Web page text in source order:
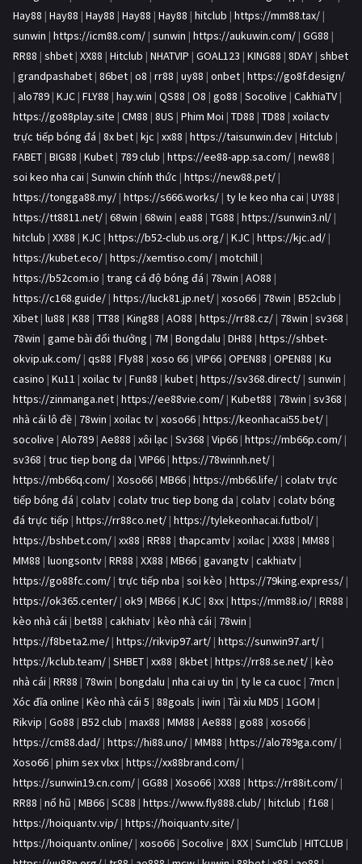
Hay88 | Hay88 | Hay88 | Hay88 | Hay88 | hitclub | https://mm88.tax/ |
sunwin | https://icm88.com/ | sunwin | https://aukuwin.com/ | GG88 |
RR88 | shbet | XX88 | Hitclub | NHATVIP | GOAL123 | KING88 | 8DAY | shbet
| grandpashabet | 86bet | o8 | rr88 | uy88 | onbet | https://go8f.design/
| alo789 | KJC | FLY88 | hay.win | QS88 | O8 | go88 | Socolive | CakhiaTV |
https://go88play.site | CM88 | 8US | Phim Moi | TD88 | TD88 | xoilactv
trực tiếp bóng đá | 8x bet | kjc | xx88 | https://taisunwin.dev | Hitclub |
FABET | BIG88 | Kubet | 789 club | https://ee88-app.sa.com/ | new88 |
soi keo nha cai | Sunwin chính thức | https://new88.pet/ |
https://tongga88.my/ | https://s666.works/ | ty le keo nha cai | UY88 |
https://tt8811.net/ | 68win | 68win | ea88 | TG88 | https://sunwin3.nl/ |
hitclub | XX88 | KJC | https://b52-club.us.org/ | KJC | https://kjc.ad/ |
https://kubet.eco/ | https://xemtiso.com/ | motchill |
https://b52com.io | trang cá độ bóng đá | 78win | AO88 |
https://c168.guide/ | https://luck81.jp.net/ | xoso66 | 78win | B52club |
Xibet | lu88 | K88 | TT88 | King88 | AO88 | https://rr88.cz/ | 78win | sv368 |
78win | game bài đổi thưởng | 7M | Bongdalu | DH88 | https://shbet-
okvip.uk.com/ | qs88 | Fly88 | xoso 66 | VIP66 | OPEN88 | OPEN88 | Ku
casino | Ku11 | xoilac tv | Fun88 | kubet | https://sv368.direct/ | sunwin |
https://zinmanga.net | https://ee88vie.com/ | Kubet88 | 78win | sv368 |
nhà cái lô đề | 78win | xoilac tv | xoso66 | https://keonhacai55.bet/ |
socolive | Alo789 | Ae888 | xôi lạc | Sv368 | Vip66 | https://mb66p.com/ |
sv368 | truc tiep bong da | VIP66 | https://78winnh.net/ |
https://mb66q.com/ | Xoso66 | MB66 | https://mb66.life/ | colatv trực
tiếp bóng đá | colatv | colatv truc tiep bong da | colatv | colatv bóng
đá trực tiếp | https://rr88co.net/ | https://tylekeonhacai.futbol/ |
https://bshbet.com/ | xx88 | RR88 | thapcamtv | xoilac | XX88 | MM88 |
MM88 | luongsontv | RR88 | XX88 | MB66 | gavangtv | cakhiatv |
https://go88fc.com/ | trực tiếp nba | soi kèo | https://79king.express/ |
https://ok365.center/ | ok9 | MB66 | KJC | 8xx | https://mm88.io/ | RR88 |
kèo nhà cái | bet88 | cakhiatv | kèo nhà cái | 78win |
https://f8beta2.me/ | https://rikvip97.art/ | https://sunwin97.art/ |
https://kclub.team/ | SHBET | xx88 | 8kbet | https://rr88.se.net/ | kèo
nhà cái | RR88 | 78win | bongdalu | nha cai uy tin | ty le ca cuoc | 7mcn |
Xóc đĩa online | Kèo nhà cái 5 | 88goals | iwin | Tài xỉu MD5 | 1GOM |
Rikvip | Go88 | B52 club | max88 | MM88 | Ae888 | go88 | xoso66 |
https://cm88.dad/ | https://hi88.uno/ | MM88 | https://alo789ga.com/ |
Xoso66 | phim sex vlxx | https://xx88brand.com/ |
https://sunwin19.cn.com/ | GG88 | Xoso66 | XX88 | https://rr88it.com/ |
RR88 | nổ hũ | MB66 | SC88 | https://www.fly888.club/ | hitclub | f168 |
https://hoiquantv.vip/ | https://hoiquantv.site/ |
https://hoiquantv.online/ | xoso66 | Socolive | 8XX | SumClub | HITCLUB |